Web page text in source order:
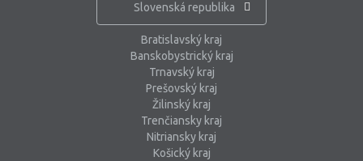
Slovenská republika
Bratislavský kraj
Banskobystrický kraj
Trnavský kraj
Prešovský kraj
Žilinský kraj
Trenčiansky kraj
Nitriansky kraj
Košický kraj